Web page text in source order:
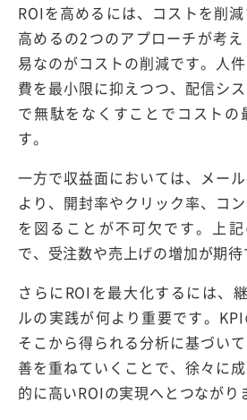
ROIを高めるには、コストを削
高めるの2つのアプローチが考
易なのがコストの削減です。人
費を最小限に抑えつつ、配信シ
で無駄をなくすことでコストの
す。
一方で収益面においては、メー
より、開封率やクリック率、コ
を図ることが不可欠です。上
で、受注数や売上げの増加が期待
さらにROIを最大化するには、
ルの実践が何より重要です。KPI
そこから得られる分析に基づい
善を重ねていくことで、徐々に
的に高いROIの実現へとつながり